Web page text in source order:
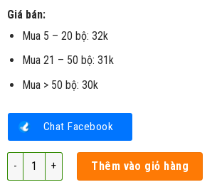
Giá bán:
Mua 5 – 20 bộ: 32k
Mua 21 – 50 bộ: 31k
Mua > 50 bộ: 30k
Chat Facebook
Kéo Cắt Tỉa Lông Chó Mèo - Mã GTLKK38 số lượng
Thêm vào giỏ hàng